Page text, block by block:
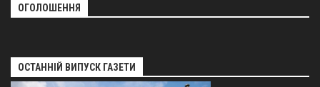
ОГОЛОШЕННЯ
ОСТАННІЙ ВИПУСК ГАЗЕТИ